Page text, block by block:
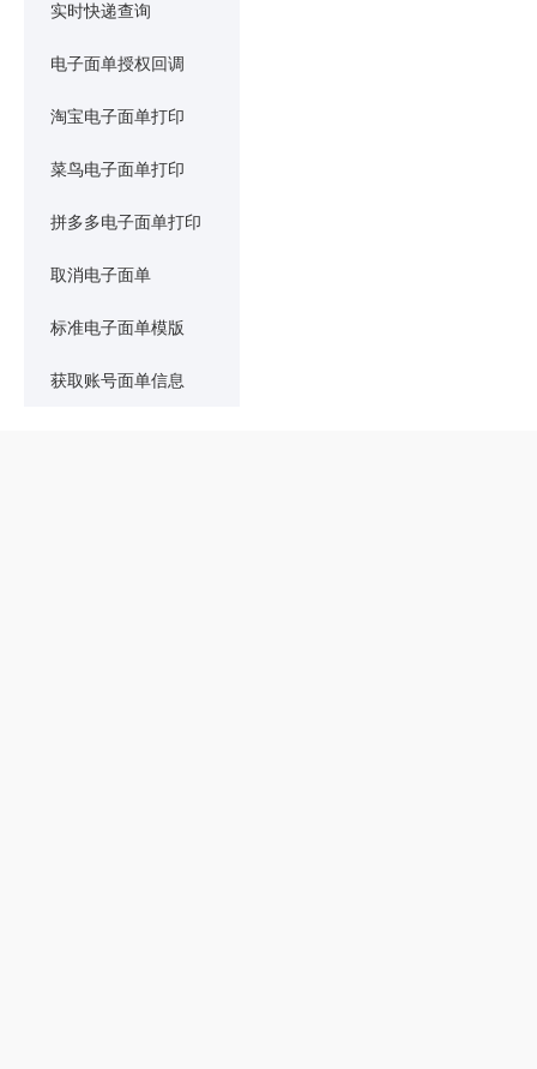
实时快递查询
电子面单授权回调
淘宝电子面单打印
菜鸟电子面单打印
拼多多电子面单打印
取消电子面单
标准电子面单模版
获取账号面单信息